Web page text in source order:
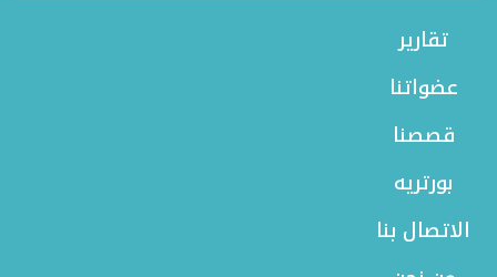
تقارير
عضواتنا
قصصنا
بورتريه
الاتصال بنا